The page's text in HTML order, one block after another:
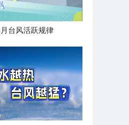
台风活跃规律